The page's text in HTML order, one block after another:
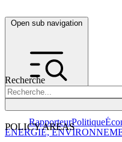
Open sub navigation
Recherche
POLICY AREAS
RapporteurPolitique
ENERGIE,